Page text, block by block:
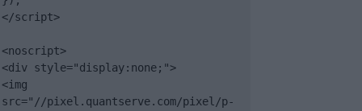
</script>
<noscript>
<div style="display:none;">
<img
src="//pixel.quantserve.com/pixel/p-